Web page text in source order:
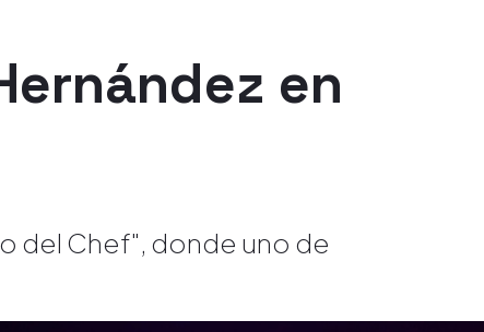
en
del Chef", donde uno de